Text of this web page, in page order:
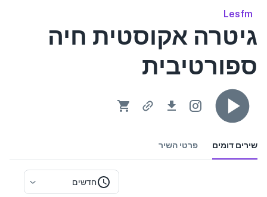
Lesfm
גיטרה אקוסטית חיה
ספורטיבית
שירים דומים פרטי השיר
חדשים